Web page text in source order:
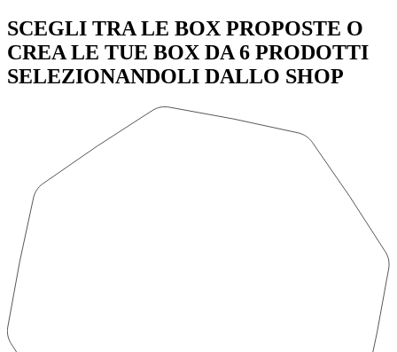
SCEGLI TRA LE BOX PROPOSTE O
CREA LE TUE BOX DA 6 PRODOTTI
SELEZIONANDOLI DALLO SHOP